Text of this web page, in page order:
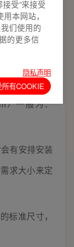
一般为：
淋浴房包括
线条让整个
）一般为：
有安排安装
求大小来定
标准尺寸，
受”来接受
本网站，
们使用的
的更多信
隐私声明
所有COOKIE